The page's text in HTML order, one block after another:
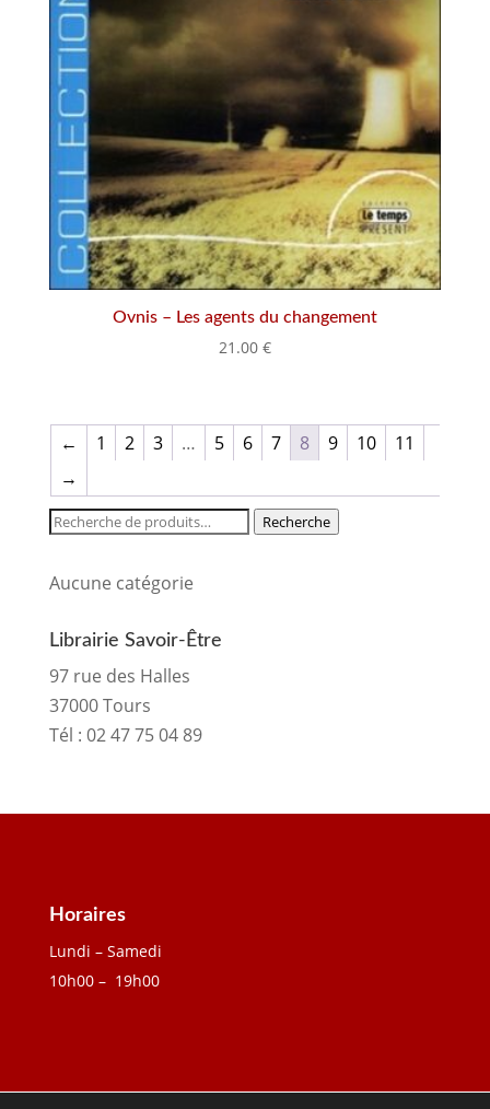
Ovnis – Les agents du changement
21.00 €
← 1 2 3 … 5 6 7 8 9 10
11
→
Recherche
Recherche
Aucune catégorie
Librairie Savoir-Être
97 rue des Halles
37000 Tours
Tél : 02 47 75 04 89
Horaires
Lundi – Samedi
10h00 – 19h00